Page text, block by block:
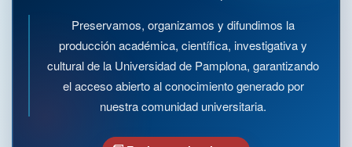
Preservamos, organizamos y difundimos la
producción académica, científica, investigativa y
cultural de la Universidad de Pamplona, garantizando
el acceso abierto al conocimiento generado por
nuestra comunidad universitaria.